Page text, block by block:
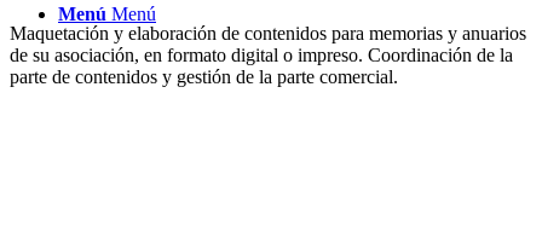
Menú Menú
Maquetación y elaboración de contenidos para memorias y anuarios
de su asociación, en formato digital o impreso. Coordinación de la
parte de contenidos y gestión de la parte comercial.